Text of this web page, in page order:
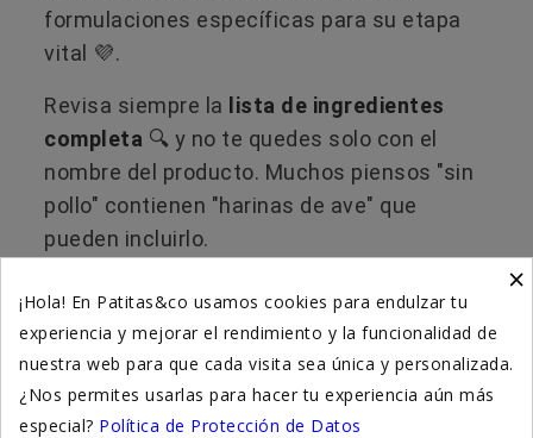
formulaciones específicas para su etapa
vital 💜.
Revisa siempre la lista de ingredientes
completa 🔍 y no te quedes solo con el
nombre del producto. Muchos piensos "sin
pollo" contienen "harinas de ave" que
pueden incluirlo.
👉​ En nuestra selección del
pienso hipoalergénico para perros
encontrarás opciones pensadas para
perretes con piel sensible, alergias
×
¡Hola! En Patitas&co usamos cookies para endulzar tu
experiencia y mejorar el rendimiento y la funcionalidad de
nuestra web para que cada visita sea única y personalizada.
¿Nos permites usarlas para hacer tu experiencia aún más
especial? Política de Protección de Datos